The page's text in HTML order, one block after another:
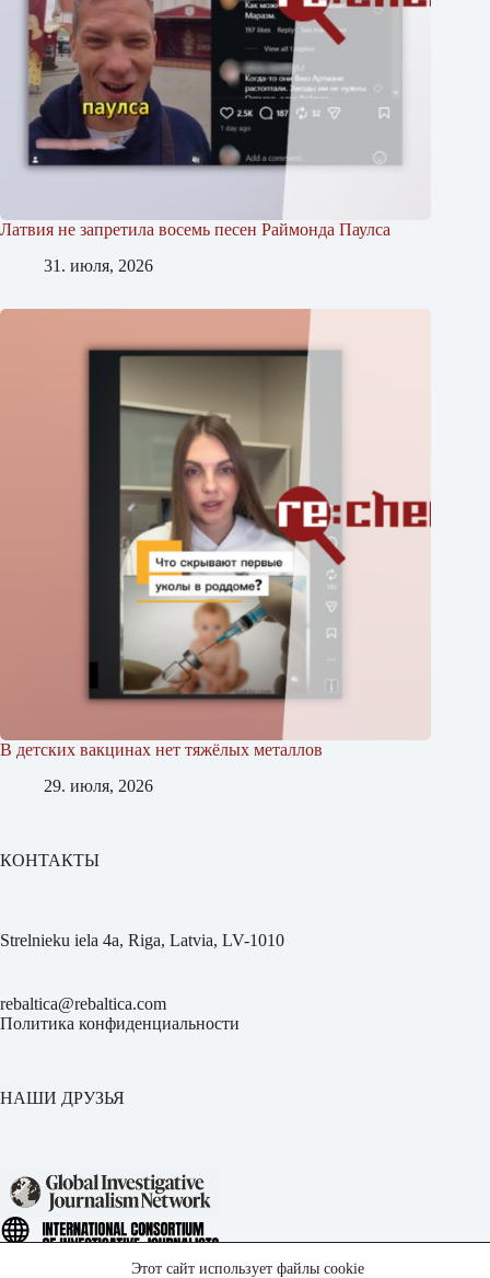
Латвия не запретила восемь песен Раймонда Паулса
31. июля, 2026
В детских вакцинах нет тяжёлых металлов
29. июля, 2026
КОНТАКТЫ
Strelnieku iela 4a, Riga, Latvia, LV-1010
rebaltica@rebaltica.com
Политика конфиденциальности
НАШИ ДРУЗЬЯ
Этот сайт использует файлы cookie